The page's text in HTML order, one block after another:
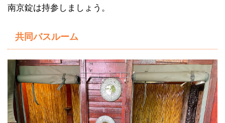
南京錠は持参しましょう。
共同バスルーム